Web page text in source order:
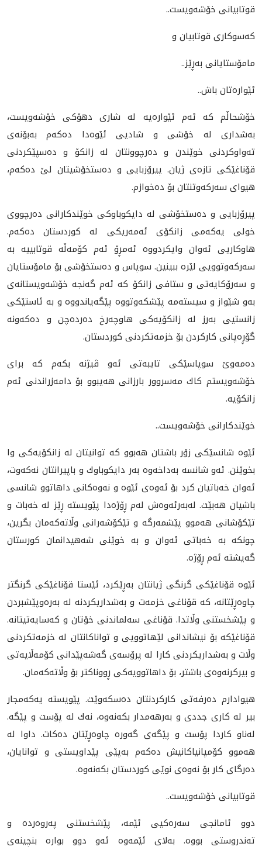
قوتابیانی خۆشەویست..
كەسوكاری قوتابیان و
مامۆستایانی بەڕێز..
ئێوارەتان باش..
خۆشحاڵم كە ئەم ئێوارەیە لە شاری دهۆكی خۆشەویست،
بەشداری لە خۆشی و شادیی ئێوەدا دەكەم بەبۆنەی
تەواوكردنی خوێندن و دەرچوونتان‌ لە زانكۆ و دەسپێكردنی
قۆناغێكی تازەی ژیان‌. پیرۆزبایی و دەستخۆشیتان لێ دەكەم،
هیوای سەركەوتنتان بۆ دەخوازم.
پیرۆزبایی و دەستخۆشی لە دایكوباوكی خوێندكارانى دەرچووی
خولی يه‌كه‌مى زانكۆی ئەمەریكی لە كوردستان دەكەم.
هاوكاریی ئه‌وان وایكردووە ئەمڕۆ ئەم كۆمەڵە قوتابییە بە
سەركەوتوویی لێرە ببینین. سوپاس و دەستخۆشی بۆ مامۆستایان
و سەرۆكایەتی و ستافی زانكۆ كە ئەم گه‌نجه‌ خۆشه‌ويستانه‌ى
بەو شێواز و سیستەمە پێشكەوتووە پێگەیاندووە و بە ئاستێكی
زانستيی بەرز لە زانكۆیەكی هاوچەرخ دەردەچن و دەكەونە
گۆڕه‌پانى كاركردن بۆ خزمەتكردنی كوردستان.
ده‌مه‌وێ سوپاسێكی تایبه‌تی ئه‌و ڤیژنه‌ بكه‌م كه‌ برای
خۆشه‌ویستم كاك مه‌سروور بارزانی هه‌یبوو بۆ دامه‌زراندنی ئه‌م
زانكۆیه‌.
خوێندكارانى خۆشەویست..
ئێوە شانسێكی زۆر باشتان هەبوو كە توانیتان لە زانكۆیەكی وا
بخوێنن. ئەو شانسە بەداخەوە بەر دایكوباوك و باپیرانتان نەكەوت،
ئەوان خەباتیان كرد بۆ ئەوەی ئێوە و نەوەكانی داهاتوو شانسی
باشیان هەبێت. لەبەرئەوەش لەم ڕۆژەدا پێویستە ڕێز لە خەبات و
تێكۆشانی هەموو پێشمەرگە و تێكۆشەرانی وڵاتەكەمان بگرین،
چونكە بە خەباتی ئەوان و بە خوێنی شەهیدانمان كورستان
گەیشتە ئەم ڕۆژە.
ئێوە قۆناغێكی گرنگی ژیانتان بەڕێكرد، ئێستا قۆناغێكی گرنگتر
چاوەڕێتانە، كە قۆناغی خزمەت و بەشداریكردنە لە بەرەوپێشبردن
و پێشخستنی وڵاتدا. قۆناغی سەلماندنی خۆتان و كەسایەتیتانە.
قۆناغێكە بۆ نیشاندانی لێهاتوویی و تواناكانتان لە خزمەتكردنی
وڵات و بەشداریكردنی كارا لە پرۆسەی گەشەپێدانی كۆمەڵایەتی
و بیركرنەوەی باشتر، بۆ داهاتوویەكی ڕووناكتر بۆ وڵاته‌كه‌مان.
هیوادارم دەرفەتی كاركردنتان دەسكەوێت. پێویستە یەكەمجار
بیر لە كاری جددی و بەرهەمدار بكەنەوە، نەك لە پۆست و پێگە.
لەناو كاردا پۆست و پێگەی گەورە چاوەڕێتان دەكات. داوا لە
هەموو كۆمپانیاكانیش دەكەم بەپێی پێداویستی و توانایان،
دەرگای كار بۆ نەوەی نوێی كوردستان بكەنەوە.
قوتابیانی خۆشەویست..
دوو ئامانجی سەرەكیى ئێمە، پێشخستنی پەروەردە و
تەندروستی بووە. بەلای ئێمەوە ئەو دوو بوارە بنچینەی